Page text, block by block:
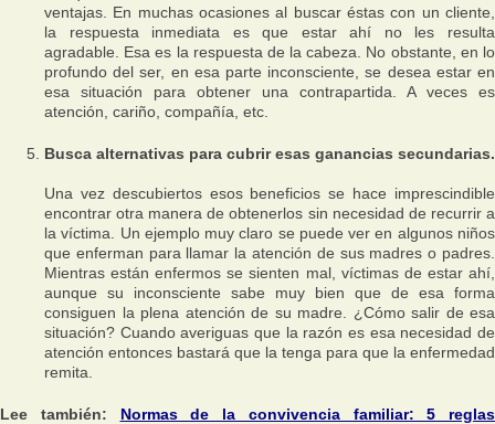
ventajas. En muchas ocasiones al buscar éstas con un cliente,
la respuesta inmediata es que estar ahí no les resulta
agradable. Esa es la respuesta de la cabeza. No obstante, en lo
profundo del ser, en esa parte inconsciente, se desea estar en
esa situación para obtener una contrapartida. A veces es
atención, cariño, compañía, etc.
Busca alternativas para cubrir esas ganancias secundarias.
Una vez descubiertos esos beneficios se hace imprescindible
encontrar otra manera de obtenerlos sin necesidad de recurrir a
la víctima. Un ejemplo muy claro se puede ver en algunos niños
que enferman para llamar la atención de sus madres o padres.
Mientras están enfermos se sienten mal, víctimas de estar ahí,
aunque su inconsciente sabe muy bien que de esa forma
consiguen la plena atención de su madre. ¿Cómo salir de esa
situación? Cuando averiguas que la razón es esa necesidad de
atención entonces bastará que la tenga para que la enfermedad
remita.
Lee también: Normas de la convivencia familiar: 5 reglas